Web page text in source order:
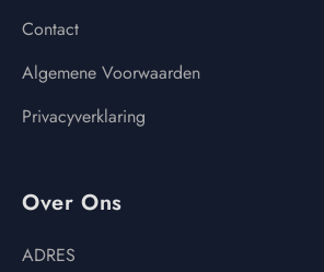
Contact
Algemene Voorwaarden
Privacyverklaring
Over Ons
ADRES